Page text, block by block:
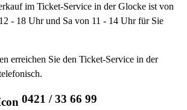
im Ticket-Service in der Glocke ist von
- 18 Uhr und Sa von 11 - 14 Uhr für Sie
erreichen Sie den Ticket-Service in der
0421 / 33 66 99